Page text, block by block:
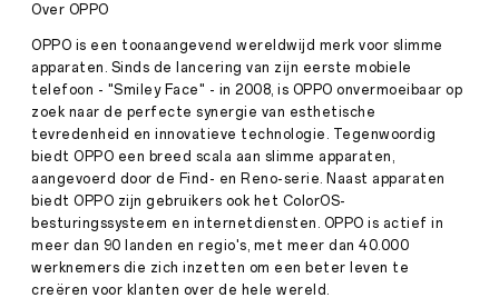
alledaagse
momenten
vast
te
leggen
voor
de
toekomstPress
·Apr
23,
2021
De
80
meest
indrukwekkende
Over OPPO
OPPO is een toonaangevend wereldwijd merk voor slimme
apparaten. Sinds de lancering van zijn eerste mobiele
telefoon - "Smiley Face" - in 2008, is OPPO onvermoeibaar op
zoek naar de perfecte synergie van esthetische
tevredenheid en innovatieve technologie. Tegenwoordig
biedt OPPO een breed scala aan slimme apparaten,
aangevoerd door de Find- en Reno-serie. Naast apparaten
biedt OPPO zijn gebruikers ook het ColorOS-
besturingssysteem en internetdiensten. OPPO is actief in
meer dan 90 landen en regio's, met meer dan 40.000
werknemers die zich inzetten om een ​​beter leven te
creëren voor klanten over de hele wereld.